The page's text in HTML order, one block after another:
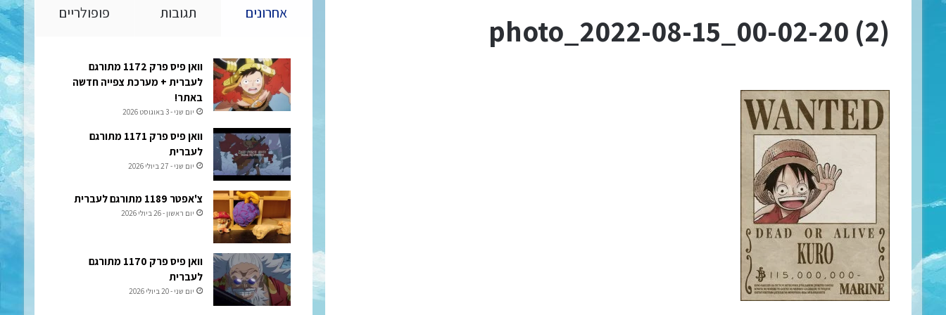
photo_2022-08-15_00-02-20 (2) אחרונים תגובות פופולריים
וואן פיס פרק 1172 מתורגם
לעברית + מערכת צפייה חדשה
באתר!
יום שני - 3 באוגוסט 2026
וואן פיס פרק 1171 מתורגם
לעברית
יום שני - 27 ביולי 2026
צ'אפטר 1189 מתורגם לעברית
יום ראשון - 26 ביולי 2026
וואן פיס פרק 1170 מתורגם
לעברית
יום שני - 20 ביולי 2026